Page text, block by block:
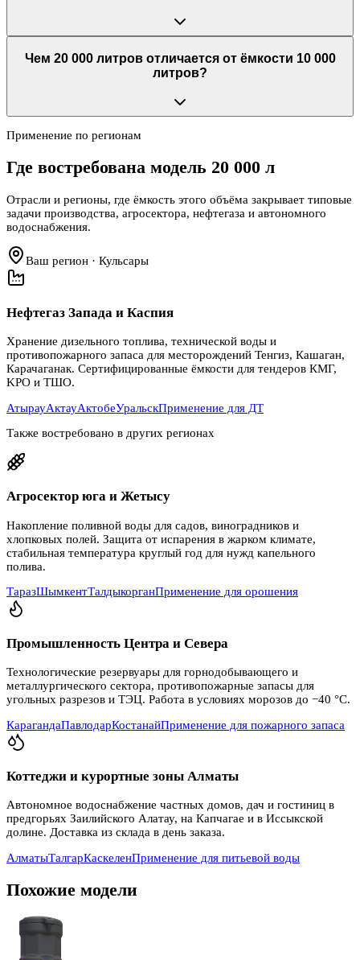
Чем 20 000 литров отличается от ёмкости 10 000
литров?
Применение по регионам
Где востребована модель 20 000 л
Отрасли и регионы, где ёмкость этого объёма закрывает типовые
задачи производства, агросектора, нефтегаза и автономного
водоснабжения.
Ваш регион · Кульсары
Нефтегаз Запада и Каспия
Хранение дизельного топлива, технической воды и
противопожарного запаса для месторождений Тенгиз, Кашаган,
Карачаганак. Сертифицированные ёмкости для тендеров КМГ,
KPO и ТШО.
АтырауАктауАктобеУральскПрименение для ДТ
Также востребовано в других регионах
Агросектор юга и Жетысу
Накопление поливной воды для садов, виноградников и
хлопковых полей. Защита от испарения в жарком климате,
стабильная температура круглый год для нужд капельного
полива.
ТаразШымкентТалдыкорганПрименение для орошения
Промышленность Центра и Севера
Технологические резервуары для горнодобывающего и
металлургического сектора, противопожарные запасы для
угольных разрезов и ТЭЦ. Работа в условиях морозов до −40 °C.
КарагандаПавлодарКостанайПрименение для пожарного запаса
Коттеджи и курортные зоны Алматы
Автономное водоснабжение частных домов, дач и гостиниц в
предгорьях Заилийского Алатау, на Капчагае и в Иссыкской
долине. Доставка из склада в день заказа.
АлматыТалгарКаскеленПрименение для питьевой воды
Похожие модели